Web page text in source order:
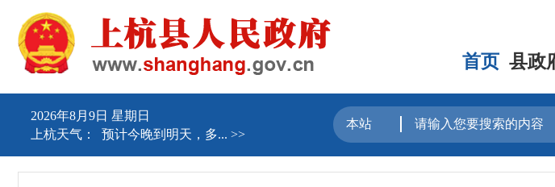
首页 县政
2026年8月9日 星期日
上杭天气：
预计今晚到明天，多... >>